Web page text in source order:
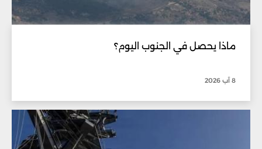
ماذا يحصل في الجنوب اليوم؟
8 آب 2026